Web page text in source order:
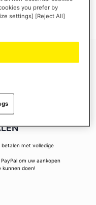
betalen met volledige
om uw aankopen
doen!
you prefer by
settings] [Reject All]